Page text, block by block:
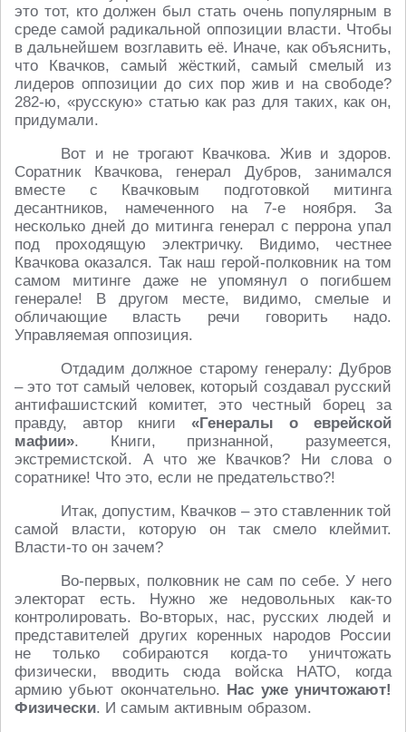
это тот, кто должен был стать очень популярным в
среде самой радикальной оппозиции власти. Чтобы
в дальнейшем возглавить её. Иначе, как объяснить,
что Квачков, самый жёсткий, самый смелый из
лидеров оппозиции до сих пор жив и на свободе?
282-ю, «русскую» статью как раз для таких, как он,
придумали.
Вот и не трогают Квачкова. Жив и здоров.
Соратник Квачкова, генерал Дубров, занимался
вместе с Квачковым подготовкой митинга
десантников, намеченного на 7-е ноября. За
несколько дней до митинга генерал с перрона упал
под проходящую электричку. Видимо, честнее
Квачкова оказался. Так наш герой-полковник на том
самом митинге даже не упомянул о погибшем
генерале! В другом месте, видимо, смелые и
обличающие власть речи говорить надо.
Управляемая оппозиция.
Отдадим должное старому генералу: Дубров
– это тот самый человек, который создавал русский
антифашистский комитет, это честный борец за
правду, автор книги «Генералы о еврейской
мафии». Книги, признанной, разумеется,
экстремистской. А что же Квачков? Ни слова о
соратнике! Что это, если не предательство?!
Итак, допустим, Квачков – это ставленник той
самой власти, которую он так смело клеймит.
Власти-то он зачем?
Во-первых, полковник не сам по себе. У него
электорат есть. Нужно же недовольных как-то
контролировать. Во-вторых, нас, русских людей и
представителей других коренных народов России
не только собираются когда-то уничтожать
физически, вводить сюда войска НАТО, когда
армию убьют окончательно. Нас уже уничтожают!
Физически. И самым активным образом.